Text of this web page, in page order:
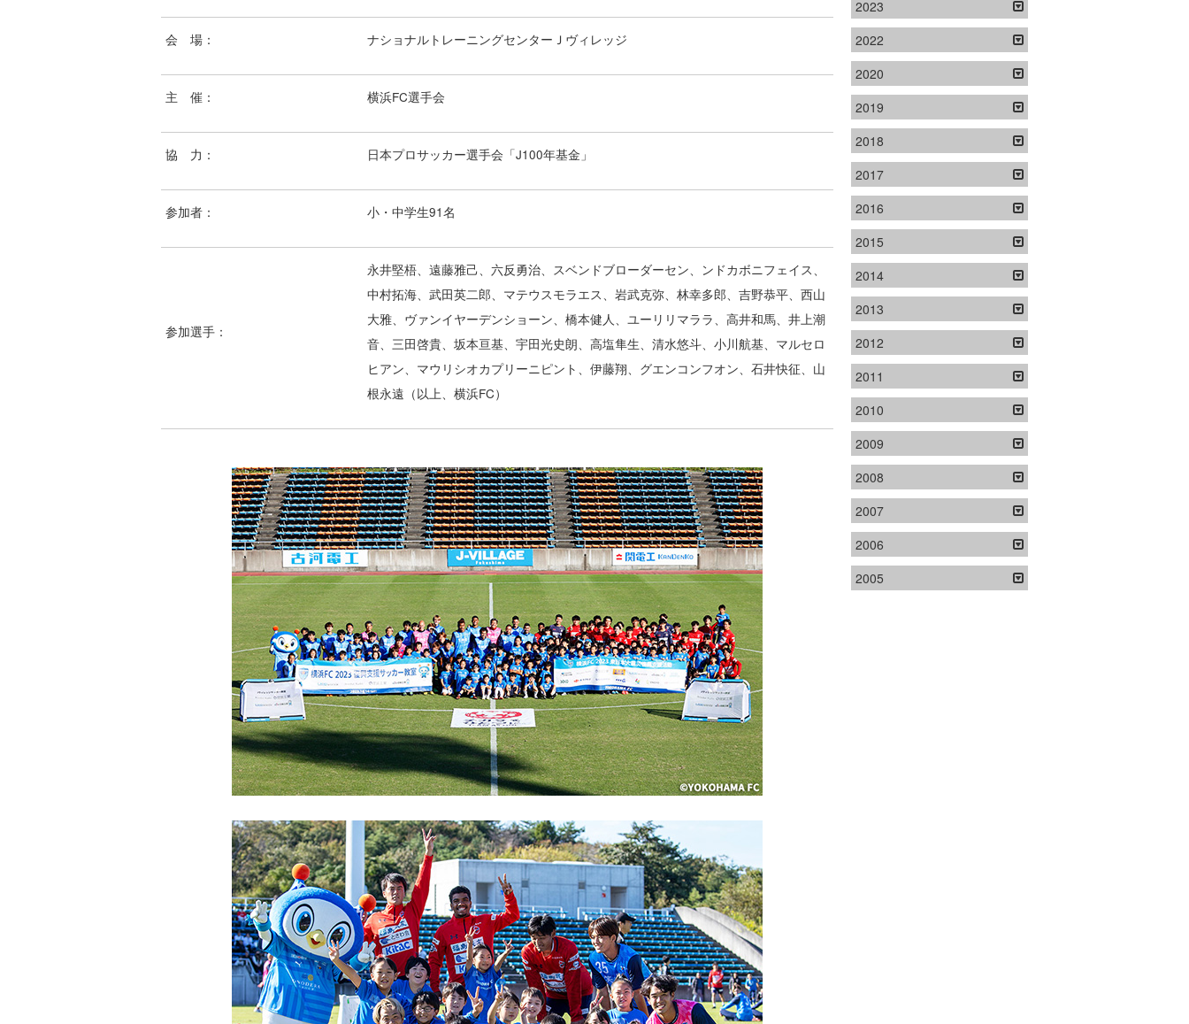
会 場： ナショナルトレーニングセンターＪヴィレッジ
主 催： 横浜FC選手会
協 力： 日本プロサッカー選手会「J100年基金」
参加者： 小・中学生91名
参加選手：
永井堅梧、遠藤雅己、六反勇治、スベンドブローダーセン、ンドカボニフェイス、
中村拓海、武田英二郎、マテウスモラエス、岩武克弥、林幸多郎、吉野恭平、西山
大雅、ヴァンイヤーデンショーン、橋本健人、ユーリリマララ、高井和馬、井上潮
音、三田啓貴、坂本亘基、宇田光史朗、高塩隼生、清水悠斗、小川航基、マルセロ
ヒアン、マウリシオカプリーニピント、伊藤翔、グエンコンフオン、石井快征、山
根永遠（以上、横浜FC）
2023
2022
2020
2019
2018
2017
2016
2015
2014
2013
2012
2011
2010
2009
2008
2007
2006
2005